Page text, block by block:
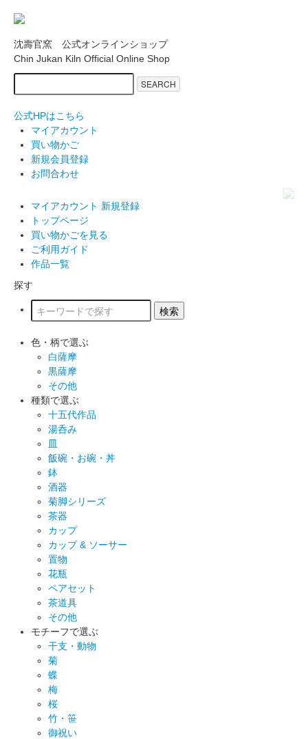
沈壽官窯 公式オンラインショップ
Chin Jukan Kiln Official Online Shop
SEARCH
公式HPはこちら
マイアカウント
買い物かご
新規会員登録
お問合わせ
マイアカウント 新規登録
トップページ
買い物かごを見る
ご利用ガイド
作品一覧
探す
色・柄で選ぶ
白薩摩
黒薩摩
その他
種類で選ぶ
十五代作品
湯呑み
皿
飯碗・お碗・丼
鉢
酒器
菊脚シリーズ
茶器
カップ
カップ & ソーサー
置物
花瓶
ペアセット
茶道具
その他
モチーフで選ぶ
干支・動物
菊
蝶
梅
桜
竹・笹
御祝い